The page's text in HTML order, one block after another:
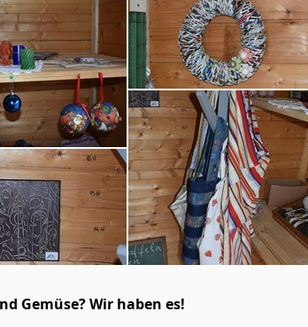
Gemüse? Wir haben es!